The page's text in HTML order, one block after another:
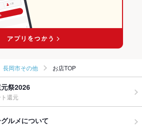
、ワイン充実
OK ：お子様用メニューあり。ベビーベット、お子
露宴の相談は常勤の専属プランナーへ。お気軽にど
長岡市その他 お店TOP
祭2026
還元
ルメについて